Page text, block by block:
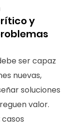
y
ser capaz
nuevas,
soluciones
valor.
casos